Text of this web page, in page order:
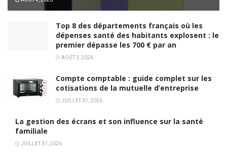
Top 8 des départements français où les
dépenses santé des habitants explosent : le
premier dépasse les 700 € par an
AOÛT 3, 2026
Compte comptable : guide complet sur les
cotisations de la mutuelle d’entreprise
JUILLET 31, 2026
La gestion des écrans et son influence sur la santé
familiale
JUILLET 31, 2026